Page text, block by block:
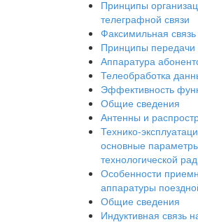
Принципы
телеграфной связи
Факсимильная связь
Принципы
Аппаратура
Телеобработка
Эффективность
Общие сведения
Антенны и
Технико-
основные
технологической
Особенности
аппаратуры
Общие сведения
Индуктивная связь